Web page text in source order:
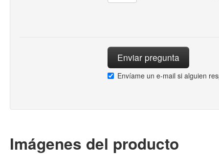
Envíame un e-mail si alguien
Imágenes del producto